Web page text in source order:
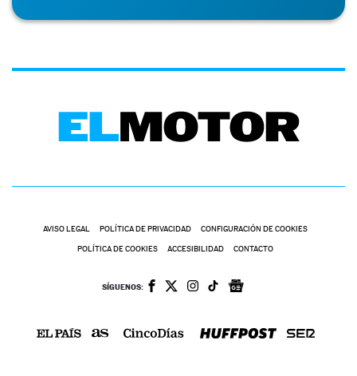
AVISO LEGAL POLÍTICA DE PRIVACIDAD CONFIGURACIÓN DE COOKIES
POLÍTICA DE COOKIES ACCESIBILIDAD CONTACTO
SÍGUENOS: